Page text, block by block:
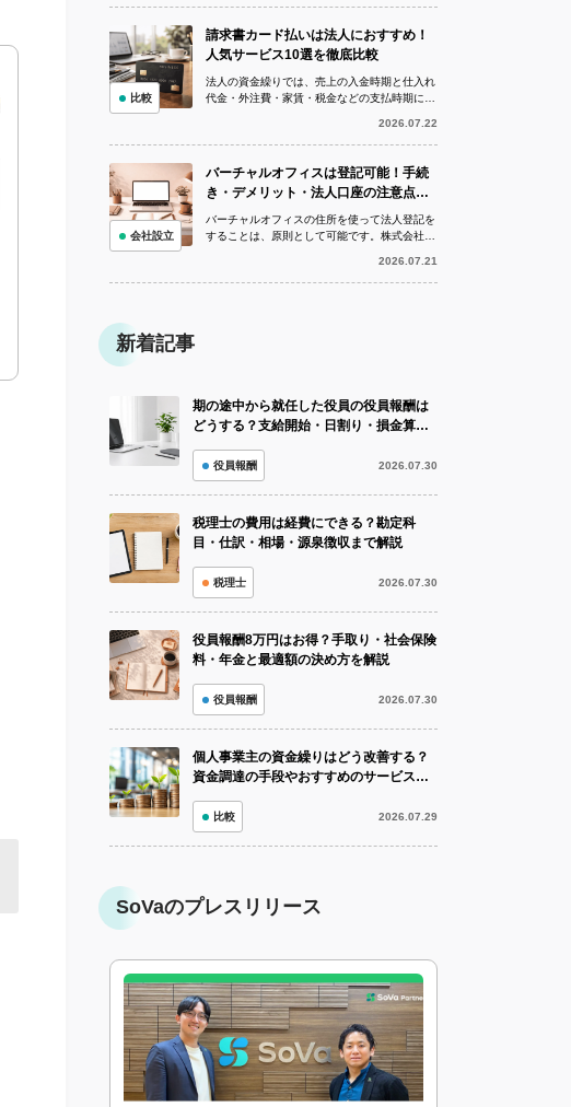
請求書カード払いは法人におすすめ！
人気サービス10選を徹底比較
法人の資金繰りでは、売上の入金時期と仕入れ
代金・外注費・家賃・税金などの支払時期にズ
ている状況でも、取引先への支払いを...
2026.07.22
比較
バーチャルオフィスは登記可能！手続
き・デメリット・法人口座の注意点を
解説
バーチャルオフィスの住所を使って法人登記を
することは、原則として可能です。株式会社や
フィスを借りなければならないわけで...
2026.07.21
会社設立
新着記事
期の途中から就任した役員の役員報酬は
どうする？支給開始・日割り・損金算入
役員報酬 2026.07.30
税理士の費用は経費にできる？勘定科
目・仕訳・相場・源泉徴収まで解説
税理士 2026.07.30
役員報酬8万円はお得？手取り・社会保険
料・年金と最適額の決め方を解説
役員報酬 2026.07.30
個人事業主の資金繰りはどう改善する？
資金調達の手段やおすすめのサービスも
比較 2026.07.29
SoVaのプレスリリース